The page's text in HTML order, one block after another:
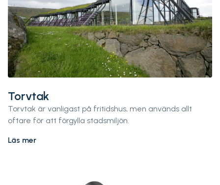
Torvtak
Torvtak är vanligast på fritidshus, men används allt
oftare för att förgylla stadsmiljön.
Läs mer